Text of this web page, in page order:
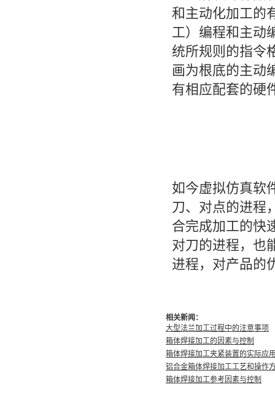
和主动化加工的
工）编程和主动
统所规则的指令
画为根底的主动
有相应配套的硬
如今虚拟仿真软
刀、对点的进程
合完成加工的快
对刀的进程，也
进程，对产品的
相关新闻：
大型法兰加工过程中的注意事项
箱体焊接加工的因素与控制
箱体焊接加工夹紧装置的实际应
铝合金箱体焊接加工工艺和操作
箱体焊接加工参考因素与控制